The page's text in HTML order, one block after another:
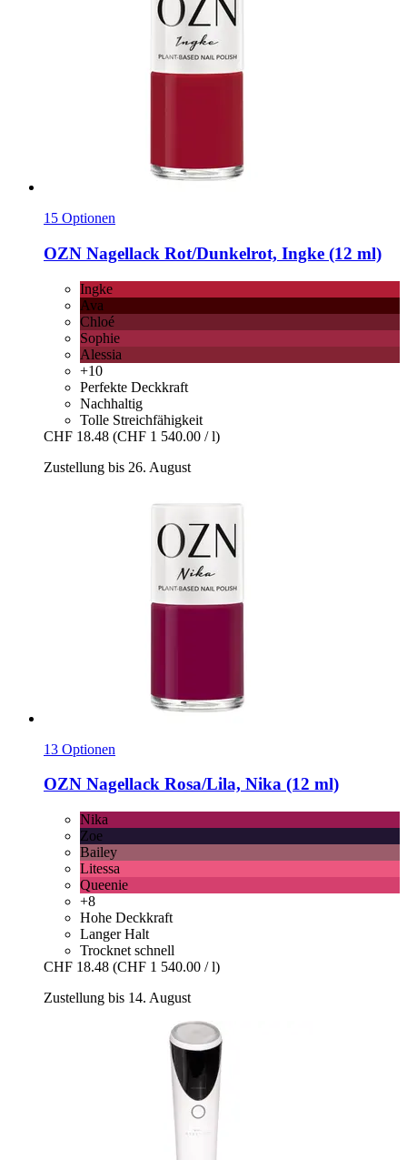
15 Optionen
OZN Nagellack Rot/Dunkelrot, Ingke (12 ml)
Ingke
Ava
Chloé
Sophie
Alessia
+10
Perfekte Deckkraft
Nachhaltig
Tolle Streichfähigkeit
CHF 18.48 (CHF 1 540.00 / l)
Zustellung bis 26. August
13 Optionen
OZN Nagellack Rosa/Lila, Nika (12 ml)
Nika
Zoe
Bailey
Litessa
Queenie
+8
Hohe Deckkraft
Langer Halt
Trocknet schnell
CHF 18.48 (CHF 1 540.00 / l)
Zustellung bis 14. August